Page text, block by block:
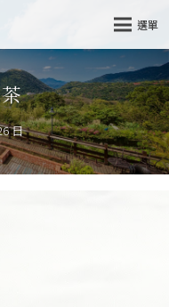
選單
日